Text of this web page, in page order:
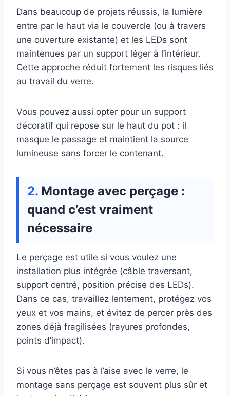
Dans beaucoup de projets réussis, la lumière
entre par le haut via le couvercle (ou à travers
une ouverture existante) et les LEDs sont
maintenues par un support léger à l’intérieur.
Cette approche réduit fortement les risques liés
au travail du verre.
Vous pouvez aussi opter pour un support
décoratif qui repose sur le haut du pot : il
masque le passage et maintient la source
lumineuse sans forcer le contenant.
Montage avec perçage :
quand c’est vraiment
nécessaire
Le perçage est utile si vous voulez une
installation plus intégrée (câble traversant,
support centré, position précise des LEDs).
Dans ce cas, travaillez lentement, protégez vos
yeux et vos mains, et évitez de percer près des
zones déjà fragilisées (rayures profondes,
points d’impact).
Si vous n’êtes pas à l’aise avec le verre, le
montage sans perçage est souvent plus sûr et